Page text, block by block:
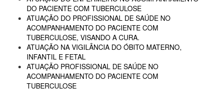
DO PACIENTE COM TUBERCULOSE
ATUAÇÃO DO PROFISSIONAL DE SAÚDE NO
ACOMPANHAMENTO DO PACIENTE COM
TUBERCULOSE, VISANDO A CURA.
ATUAÇÃO NA VIGILÂNCIA DO ÓBITO MATERNO,
INFANTIL E FETAL
ATUAÇÃO PROFISSIONAL DE SAÚDE NO
ACOMPANHAMENTO DO PACIENTE COM
TUBERCULOSE